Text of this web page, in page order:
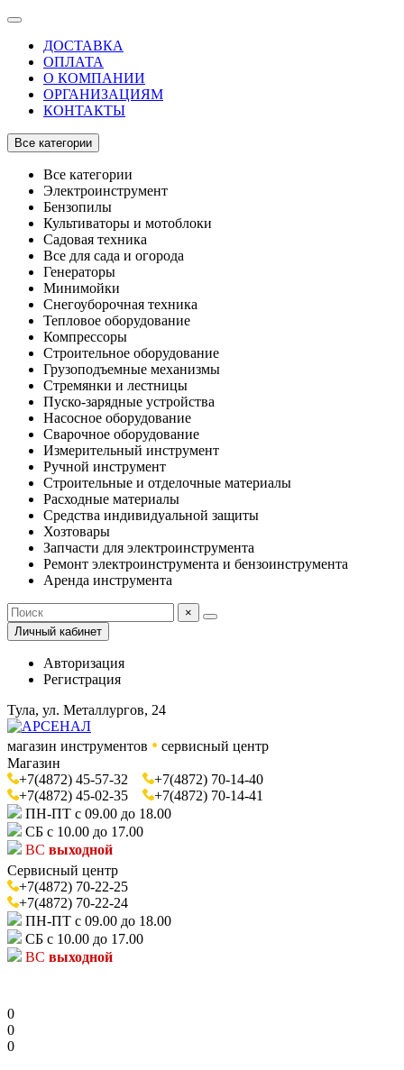
ДОСТАВКА
ОПЛАТА
О КОМПАНИИ
ОРГАНИЗАЦИЯМ
КОНТАКТЫ
Все категории
Все категории
Электроинструмент
Бензопилы
Культиваторы и мотоблоки
Садовая техника
Все для сада и огорода
Генераторы
Минимойки
Снегоуборочная техника
Тепловое оборудование
Компрессоры
Строительное оборудование
Грузоподъемные механизмы
Стремянки и лестницы
Пуско-зарядные устройства
Насосное оборудование
Сварочное оборудование
Измерительный инструмент
Ручной инструмент
Строительные и отделочные материалы
Расходные материалы
Средства индивидуальной защиты
Хозтовары
Запчасти для электроинструмента
Ремонт электроинструмента и бензоинструмента
Аренда инструмента
×
Личный кабинет
Авторизация
Регистрация
Тула, ул. Металлургов, 24
магазин инструментов • сервисный центр
Магазин
+7(4872) 45-57-32
+7(4872) 70-14-40
+7(4872) 45-02-35
+7(4872) 70-14-41
ПН-ПТ с 09.00 до 18.00
СБ с 10.00 до 17.00
ВС выходной
Сервисный центр
+7(4872) 70-22-25
+7(4872) 70-22-24
ПН-ПТ с 09.00 до 18.00
СБ с 10.00 до 17.00
ВС выходной
0
0
0